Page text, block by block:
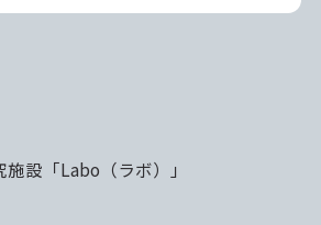
設「Labo（ラボ）」